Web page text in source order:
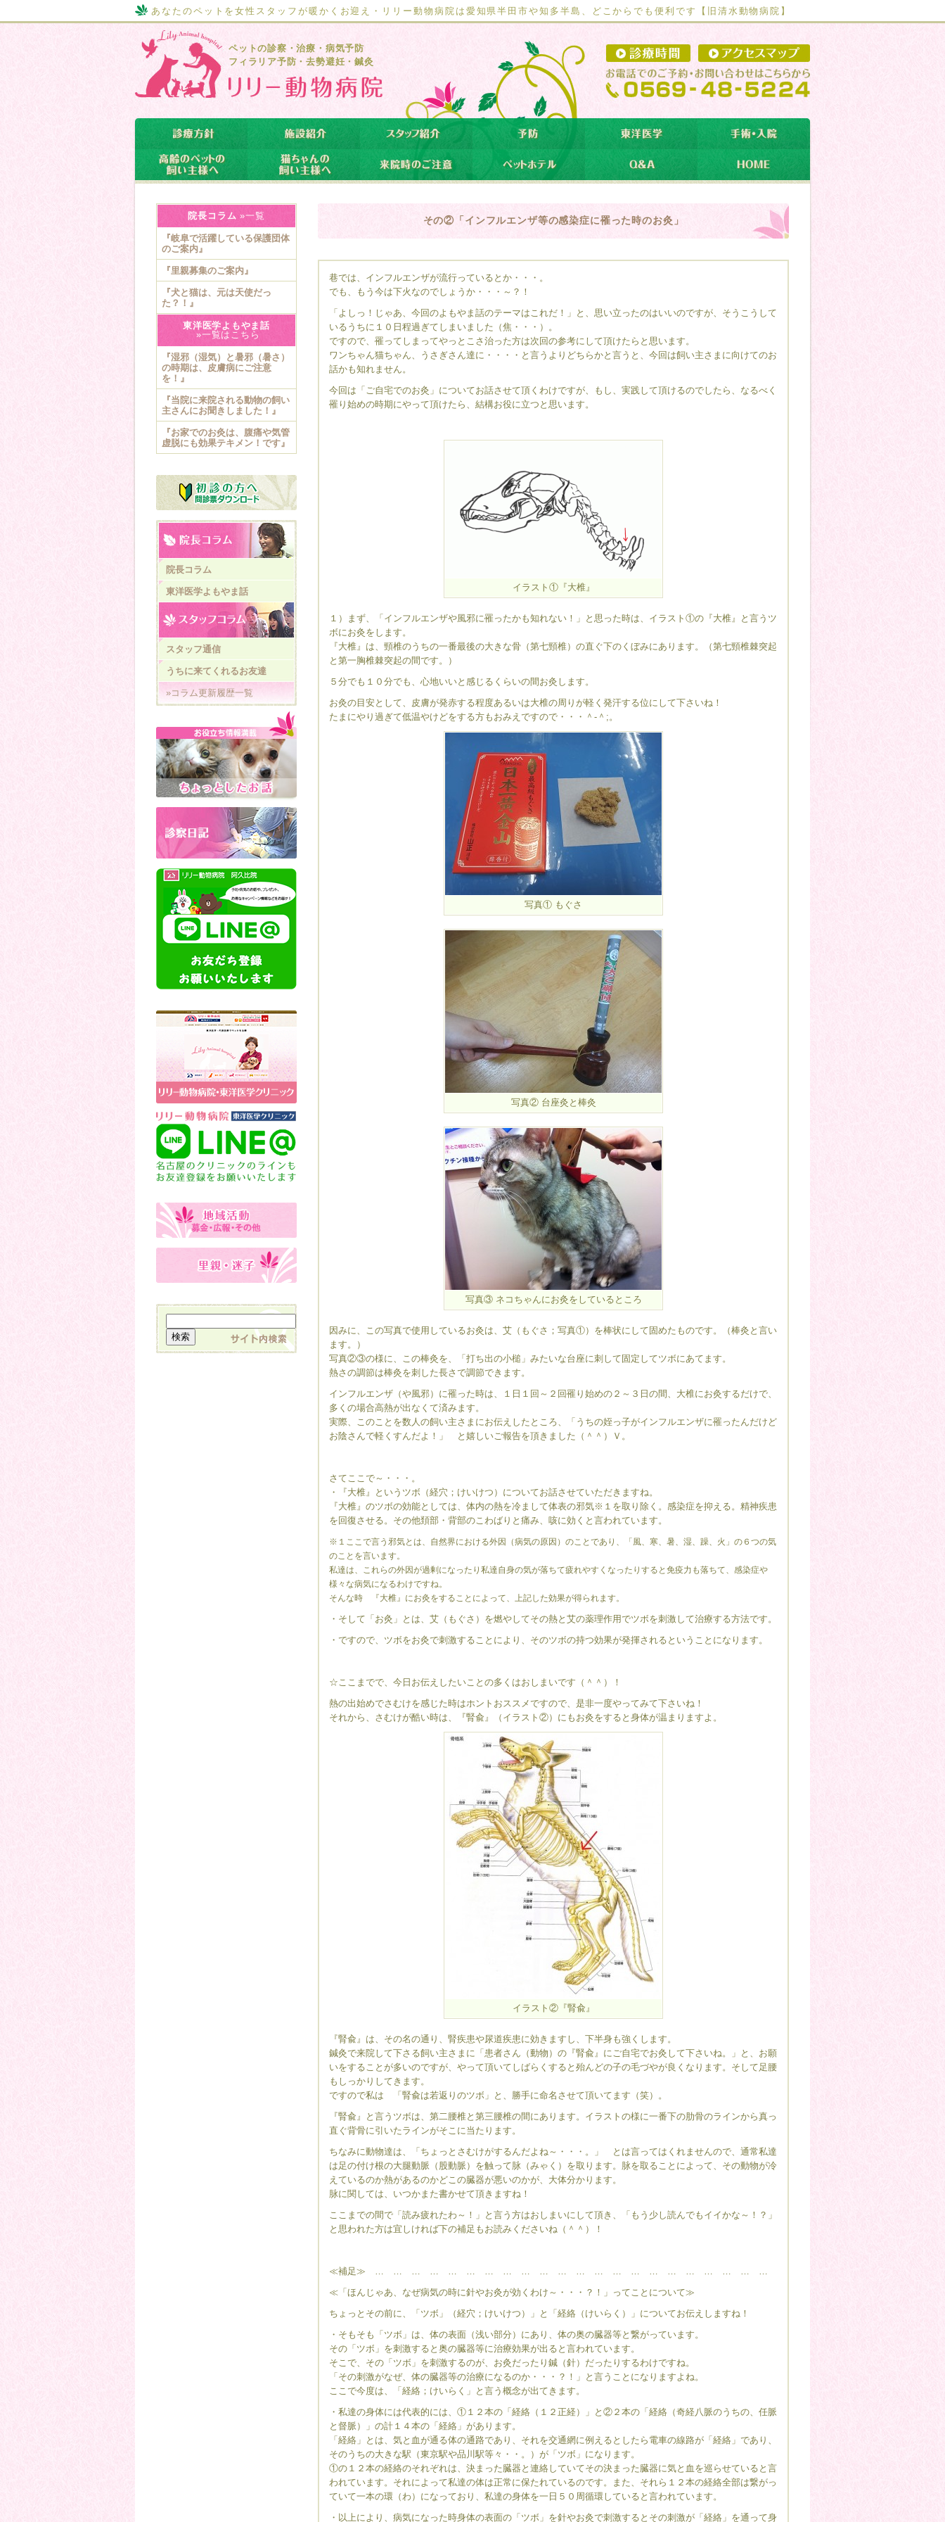
あなたのペットを女性スタッフが暖かくお迎え・リリー動物病院は愛知県半田市や知多半島、どこからでも便利です【 旧清水動物病院】
ペットの診察・治療・病気予防
フィラリア予防・去勢避妊・鍼灸
その②「インフルエンザ等の感染症に罹った時のお灸」
巷では、インフルエンザが流行っているとか・・・。
でも、もう今は下火なのでしょうか・・・～？！
「よしっ！じゃあ、今回のよもやま話のテーマはこれだ！」と、思い立ったのはいいのですが、そうこうして
いるうちに１０日程過ぎてしまいました（焦・・・）。
ですので、罹ってしまってやっとこさ治った方は次回の参考にして頂けたらと思います。
ワンちゃん猫ちゃん、うさぎさん達に・・・・と言うよりどちらかと言うと、今回は飼い主さまに向けてのお
話かも知れません。
今回は「ご自宅でのお灸」についてお話させて頂くわけですが、もし、実践して頂けるのでしたら、なるべく
罹り始めの時期にやって頂けたら、結構お役に立つと思います。
イラスト①『大椎』
１）まず、「インフルエンザや風邪に罹ったかも知れない！」と思った時は、イラスト①の『大椎』と言うツ
ボにお灸をします。
『大椎』は、頸椎のうちの一番最後の大きな骨（第七頸椎）の直ぐ下のくぼみにあります。（第七頸椎棘突起
と第一胸椎棘突起の間です。）
５分でも１０分でも、心地いいと感じるくらいの間お灸します。
お灸の目安として、皮膚が発赤する程度あるいは大椎の周りが軽く発汗する位にして下さいね！
たまにやり過ぎて低温やけどをする方もおみえですので・・・＾-＾;。
写真① もぐさ
写真② 台座灸と棒灸
写真③ ネコちゃんにお灸をしているところ
因みに、この写真で使用しているお灸は、艾（もぐさ；写真①）を棒状にして固めたものです。（棒灸と言い
ます。）
写真②③の様に、この棒灸を、「打ち出の小槌」みたいな台座に刺して固定してツボにあてます。
熱さの調節は棒灸を刺した長さで調節できます。
インフルエンザ（や風邪）に罹った時は、１日１回～２回罹り始めの２～３日の間、大椎にお灸するだけで、
多くの場合高熱が出なくて済みます。
実際、このことを数人の飼い主さまにお伝えしたところ、「うちの姪っ子がインフルエンザに罹ったんだけど
お陰さんで軽くすんだよ！」 と嬉しいご報告を頂きました（＾＾）Ｖ。
さてここで～・・・。
・『大椎』というツボ（経穴；けいけつ）についてお話させていただきますね。
『大椎』のツボの効能としては、体内の熱を冷まして体表の邪気※１を取り除く。感染症を抑える。精神疾患
を回復させる。その他頚部・背部のこわばりと痛み、咳に効くと言われています。
※１ここで言う邪気とは、自然界における外因（病気の原因）のことであり、「風、寒、暑、湿、躁、火」の６つの気
のことを言います。
私達は、これらの外因が過剰になったり私達自身の気が落ちて疲れやすくなったりすると免疫力も落ちて、感染症や
様々な病気になるわけですね。
そんな時 『大椎』にお灸をすることによって、上記した効果が得られます。
・そして「お灸」とは、艾（もぐさ）を燃やしてその熱と艾の薬理作用でツボを刺激して治療する方法です。
・ですので、ツボをお灸で刺激することにより、そのツボの持つ効果が発揮されるということになります。
☆ここまでで、今日お伝えしたいことの多くはおしまいです（＾＾）！
熱の出始めでさむけを感じた時はホントおススメですので、是非一度やってみて下さいね！
それから、さむけが酷い時は、『腎兪』（イラスト②）にもお灸をすると身体が温まりますよ。
イラスト②『腎兪』
『腎兪』は、その名の通り、腎疾患や尿道疾患に効きますし、下半身も強くします。
鍼灸で来院して下さる飼い主さまに「患者さん（動物）の『腎兪』にご自宅でお灸して下さいね。」と、お願
いをすることが多いのですが、やって頂いてしばらくすると殆んどの子の毛づやが良くなります。そして足腰
もしっかりしてきます。
ですので私は 「腎兪は若返りのツボ」と、勝手に命名させて頂いてます（笑）。
『腎兪』と言うツボは、第二腰椎と第三腰椎の間にあります。イラストの様に一番下の肋骨のラインから真っ
直ぐ背骨に引いたラインがそこに当たります。
ちなみに動物達は、「ちょっとさむけがするんだよね～・・・。」 とは言ってはくれませんので、通常私達
は足の付け根の大腿動脈（股動脈）を触って脉（みゃく）を取ります。脉を取ることによって、その動物が冷
えているのか熱があるのかどこの臓器が悪いのかが、大体分かります。
脉に関しては、いつかまた書かせて頂きますね！
ここまでの間で「読み疲れたわ～！」と言う方はおしまいにして頂き、「もう少し読んでもイイかな～！？」
と思われた方は宜しければ下の補足もお読みくださいね（＾＾）！
≪補足≫ … … … … … … … … … … … … … … … … … … … … … …
≪「ほんじゃあ、なぜ病気の時に針やお灸が効くわけ～・・・？！」ってことについて≫
ちょっとその前に、「ツボ」（経穴；けいけつ）」と「経絡（けいらく）」についてお伝えしますね！
・そもそも「ツボ」は、体の表面（浅い部分）にあり、体の奥の臓器等と繋がっています。
その「ツボ」を刺激すると奥の臓器等に治療効果が出ると言われています。
そこで、その「ツボ」を刺激するのが、お灸だったり鍼（針）だったりするわけですね。
「その刺激がなぜ、体の臓器等の治療になるのか・・・？！」と言うことになりますよね。
ここで今度は、「経絡；けいらく」と言う概念が出てきます。
・私達の身体には代表的には、①１２本の「経絡（１２正経）」と②２本の「経絡（奇経八脈のうちの、任脈
と督脈）」の計１４本の「経絡」があります。
「経絡」とは、気と血が通る体の通路であり、それを交通網に例えるとしたら電車の線路が「経絡」であり、
そのうちの大きな駅（東京駅や品川駅等々・・。）が「ツボ」になります。
①の１２本の経絡のそれぞれは、決まった臓器と連絡していてその決まった臓器に気と血を巡らせていると言
われています。それによって私達の体は正常に保たれているのです。また、それら１２本の経絡全部は繋がっ
ていて一本の環（わ）になっており、私達の身体を一日５０周循環していると言われています。
・以上により、病気になった時身体の表面の「ツボ」を針やお灸で刺激するとその刺激が「経絡」を通って身
院長コラム »一覧
『岐阜で活躍している保護団体
のご案内』
『里親募集のご案内』
『犬と猫は、元は天使だっ
た？！』
東洋医学よもやま話
»一覧はこちら
『湿邪（湿気）と暑邪（暑さ）
の時期は、皮膚病にご注意
を！』
『当院に来院される動物の飼い
主さんにお聞きしました！』
『お家でのお灸は、腹痛や気管
虚脱にも効果テキメン！です』
院長コラム
東洋医学よもやま話
スタッフ通信
うちに来てくれるお友達
»コラム更新履歴一覧